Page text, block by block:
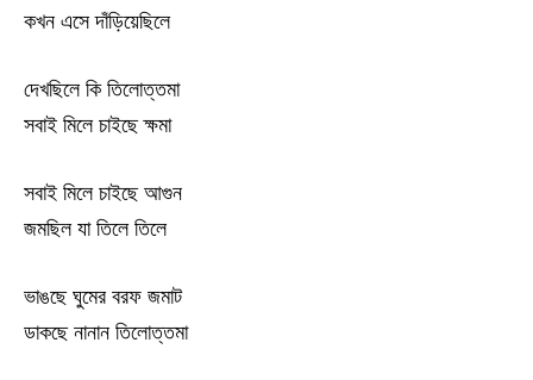
কখন এসে দাঁড়িয়েছিলে
দেখছিলে কি তিলোত্তমা
সবাই মিলে চাইছে ক্ষমা
সবাই মিলে চাইছে আগুন
জমছিল যা তিলে তিলে
ভাঙছে ঘুমের বরফ জমাট
ডাকছে নানান তিলোত্তমা